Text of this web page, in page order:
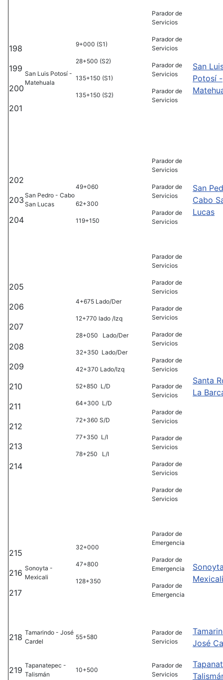
198
199
200
201
San Luis Potosí -
Matehuala
9+000 (S1)
28+500 (S2)
135+150 (S1)
135+150 (S2)
Parador de
Servicios
Parador de
Servicios
Parador de
Servicios
Parador de
Servicios
San
Potosí -
202
203
204
San Pedro - Cabo
San Lucas
49+060
62+300
119+150
Parador de
Servicios
Parador de
Servicios
Parador de
Servicios
San
Cabo
Lucas
205
206
207
208
209
210
211
212
213
214
4+675 Lado/Der
12+770 lado /Izq
28+050 Lado/Der
32+350 Lado/Der
42+370 Lado/Izq
52+850 L/D
64+300 L/D
72+360 S/D
77+350 L/I
78+250 L/I
Parador de
Servicios
Parador de
Servicios
Parador de
Servicios
Parador de
Servicios
Parador de
Servicios
Parador de
Servicios
Parador de
Servicios
Parador de
Servicios
Parador de
Servicios
Parador de
Servicios
Santa
La
215
216
217
Sonoyta -
Mexicali
32+000
47+800
128+350
Parador de
Emergencia
Parador de
Emergencia
Parador de
Emergencia
Mexicali
218 Tamarindo - José
Cardel
55+580
Parador de
Servicios
José
219 Tapanatepec -
Talismán
10+500
Parador de
Servicios